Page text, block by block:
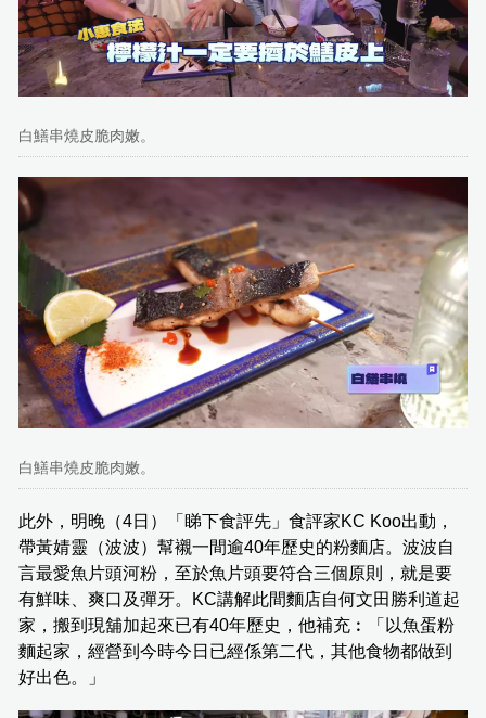
白鱔串燒皮脆肉嫩。
白鱔串燒皮脆肉嫩。
此外，明晚（4日）「睇下食評先」食評家KC Koo出動，
帶黃婧靈（波波）幫襯一間逾40年歷史的粉麵店。波波自
言最愛魚片頭河粉，至於魚片頭要符合三個原則，就是要
有鮮味、爽口及彈牙。KC講解此間麵店自何文田勝利道起
家，搬到現舖加起來已有40年歷史，他補充︰「以魚蛋粉
麵起家，經營到今時今日已經係第二代，其他食物都做到
好出色。」